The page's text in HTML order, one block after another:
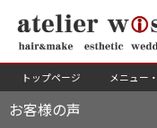
トップページ メニュー
お客様の声